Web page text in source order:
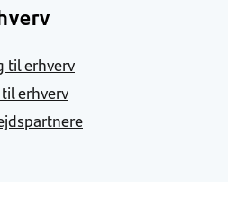
til erhverv
erhverv